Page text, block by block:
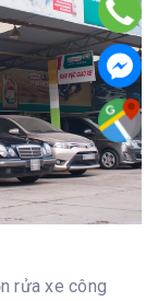
rửa xe công